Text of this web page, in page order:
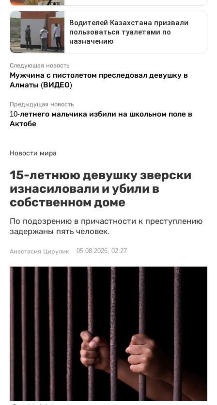
Следующая новость
Мужчина с пистолетом преследовал девушку в
Алматы (ВИДЕО)
Предыдущая новость
10-летнего мальчика избили на школьном поле в
Актобе
Новости мира
15-летнюю девушку зверски
изнасиловали и убили в
собственном доме
По подозрению в причастности к преступлению
задержаны пять человек.
Анастасия Цирулик 05.08.2026, 02:27